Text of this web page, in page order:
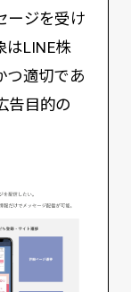
ージを受け
はLINE株
つ適切であ
告目的の